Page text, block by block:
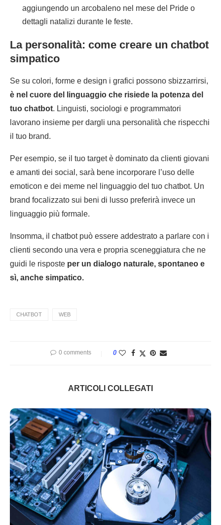
aggiungendo un arcobaleno nel mese del Pride o
dettagli natalizi durante le feste.
La personalità: come creare un chatbot
simpatico
Se su colori, forme e design i grafici possono sbizzarrirsi,
è nel cuore del linguaggio che risiede la potenza del
tuo chatbot. Linguisti, sociologi e programmatori
lavorano insieme per dargli una personalità che rispecchi
il tuo brand.
Per esempio, se il tuo target è dominato da clienti giovani
e amanti dei social, sarà bene incorporare l’uso delle
emoticon e dei meme nel linguaggio del tuo chatbot. Un
brand focalizzato sui beni di lusso preferirà invece un
linguaggio più formale.
Insomma, il chatbot può essere addestrato a parlare con i
clienti secondo una vera e propria sceneggiatura che ne
guidi le risposte per un dialogo naturale, spontaneo e
sì, anche simpatico.
CHATBOT WEB
0 comments 0
ARTICOLI COLLEGATI